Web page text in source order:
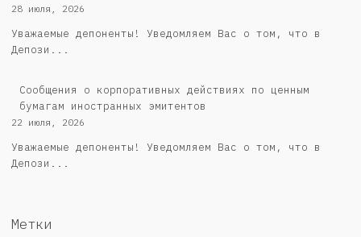
28 июля, 2026
Уважаемые депоненты! Уведомляем Вас о том, что в
Депози...
Сообщения о корпоративных действиях по ценным
бумагам иностранных эмитентов
22 июля, 2026
Уважаемые депоненты! Уведомляем Вас о том, что в
Депози...
Метки